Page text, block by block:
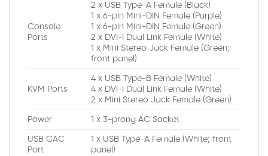
Console
Ports
2 x USB Type-A Female (Black)
1 x 6-pin Mini-DIN Female (Purple)
1 x 6-pin Mini-DIN Female (Green)
2 x DVI-I Dual Link Female (White)
1 x Mini Stereo Jack Female (Green;
front panel)
KVM Ports
4 x USB Type-B Female (White)
4 x DVI-I Dual Link Female (White)
2 x Mini Stereo Jack Female (Green)
Power 1 x 3-prong AC Socket
USB CAC
Port
1 x USB Type-A Female (White; front
panel)